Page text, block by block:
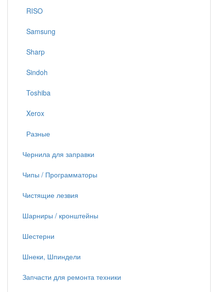
RISO
Samsung
Sharp
Sindoh
Toshiba
Xerox
Разные
Чернила для заправки
Чипы / Программаторы
Чистящие лезвия
Шарниры / кронштейны
Шестерни
Шнеки, Шпиндели
Запчасти для ремонта техники